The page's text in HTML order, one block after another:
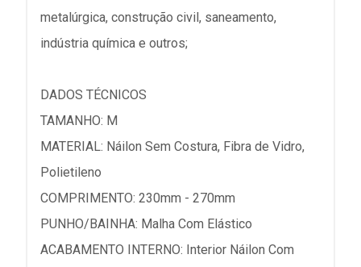
metalúrgica, construção civil, saneamento,
indústria química e outros;
DADOS TÉCNICOS
TAMANHO: M
MATERIAL: Náilon Sem Costura, Fibra de Vidro,
Polietileno
COMPRIMENTO: 230mm - 270mm
PUNHO/BAINHA: Malha Com Elástico
ACABAMENTO INTERNO: Interior Náilon Com